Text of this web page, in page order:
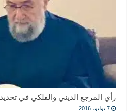
رأي المرجع الديني والفلكي في تحديد
7 يوليو، 2016